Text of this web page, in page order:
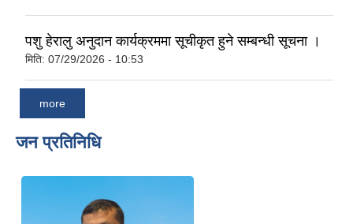
पशु हेरालु अनुदान कार्यक्रममा सूचीकृत हुने सम्बन्धी सूचना ।
मिति: 07/29/2026 - 10:53
more
जन प्रतिनिधि